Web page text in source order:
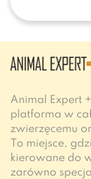
Animal Expert
platforma w
zwierzęcemu
To miejsce,
kierowane do
zarówno